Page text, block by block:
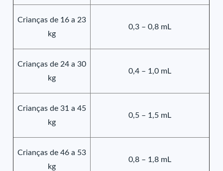
Crianças de 16 a 23
kg
0,3 – 0,8 mL
Crianças de 24 a 30
kg
0,4 – 1,0 mL
Crianças de 31 a 45
kg
0,5 – 1,5 mL
Crianças de 46 a 53
kg
0,8 – 1,8 mL